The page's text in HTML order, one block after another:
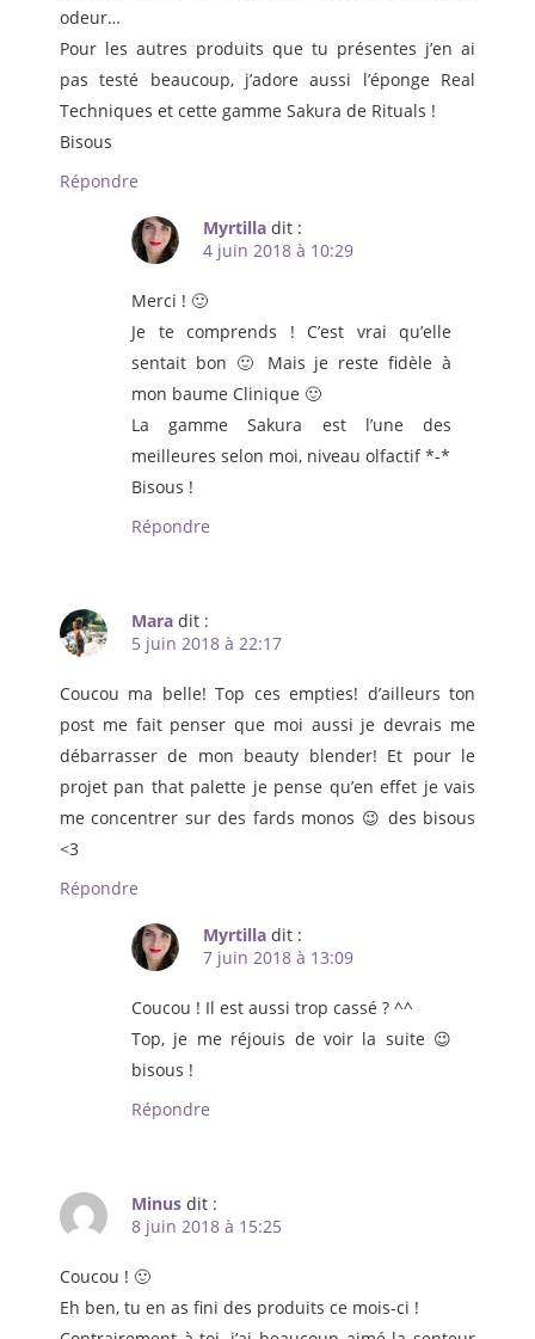
odeur…
Pour les autres produits que tu présentes j’en ai
pas testé beaucoup, j’adore aussi l’éponge Real
Techniques et cette gamme Sakura de Rituals !
Bisous
Répondre
Myrtilla dit :
4 juin 2018 à 10:29
Merci ! 🙂
Je te comprends ! C’est vrai qu’elle
sentait bon 🙂 Mais je reste fidèle à
mon baume Clinique 🙂
La gamme Sakura est l’une des
meilleures selon moi, niveau olfactif *-*
Bisous !
Répondre
Mara dit :
5 juin 2018 à 22:17
Coucou ma belle! Top ces empties! d’ailleurs ton
post me fait penser que moi aussi je devrais me
débarrasser de mon beauty blender! Et pour le
projet pan that palette je pense qu’en effet je vais
me concentrer sur des fards monos 😉 des bisous
<3
Répondre
Myrtilla dit :
7 juin 2018 à 13:09
Coucou ! Il est aussi trop cassé ? ^^
Top, je me réjouis de voir la suite 😉
bisous !
Répondre
Minus dit :
8 juin 2018 à 15:25
Coucou ! 🙂
Eh ben, tu en as fini des produits ce mois-ci !